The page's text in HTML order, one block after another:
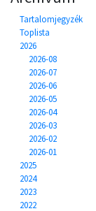
Tartalomjegyzék
Toplista
2026
2026-08
2026-07
2026-06
2026-05
2026-04
2026-03
2026-02
2026-01
2025
2024
2023
2022